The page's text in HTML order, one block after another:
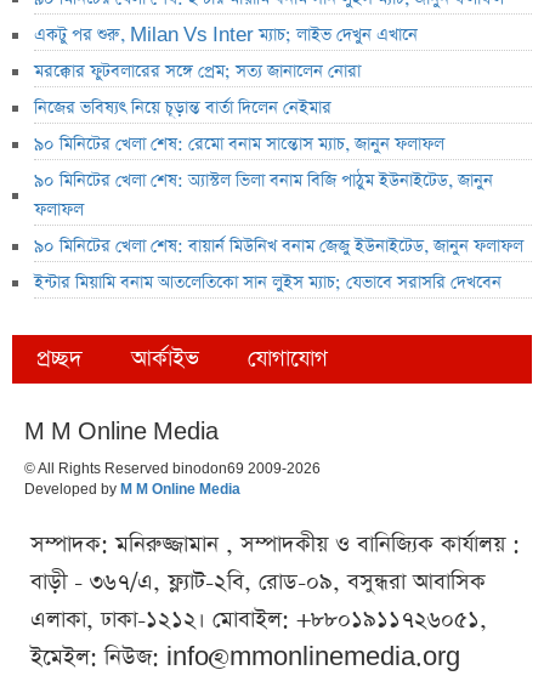
একটু পর শুরু, Milan Vs Inter ম্যাচ; লাইভ দেখুন এখানে
মরক্কোর ফুটবলারের সঙ্গে প্রেম; সত্য জানালেন নোরা
নিজের ভবিষ্যৎ নিয়ে চূড়ান্ত বার্তা দিলেন নেইমার
৯০ মিনিটের খেলা শেষ: রেমো বনাম সান্তোস ম্যাচ, জানুন ফলাফল
৯০ মিনিটের খেলা শেষ: অ্যাস্টল ভিলা বনাম বিজি পাঠুম ইউনাইটেড, জানুন
ফলাফল
৯০ মিনিটের খেলা শেষ: বায়ার্ন মিউনিখ বনাম জেজু ইউনাইটেড, জানুন ফলাফল
ইন্টার মিয়ামি বনাম আতলেতিকো সান লুইস ম্যাচ; যেভাবে সরাসরি দেখবেন
প্রচ্ছদ আর্কাইভ যোগাযোগ
M M Online Media
© All Rights Reserved binodon69 2009-2026
Developed by M M Online Media
সম্পাদক: মনিরুজ্জামান , সম্পাদকীয় ও বানিজ্যিক কার্যালয় :
বাড়ী - ৩৬৭/এ, ফ্ল্যাট-২বি, রোড-০৯, বসুন্ধরা আবাসিক
এলাকা, ঢাকা-১২১২। মোবাইল: +৮৮০১৯১১৭২৬০৫১,
ইমেইল: নিউজ: info@mmonlinemedia.org